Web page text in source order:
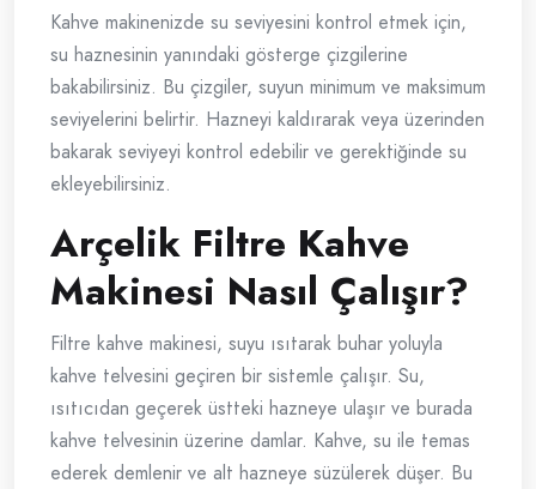
Kahve makinenizde su seviyesini kontrol etmek için,
su haznesinin yanındaki gösterge çizgilerine
bakabilirsiniz. Bu çizgiler, suyun minimum ve maksimum
seviyelerini belirtir. Hazneyi kaldırarak veya üzerinden
bakarak seviyeyi kontrol edebilir ve gerektiğinde su
ekleyebilirsiniz.
Arçelik Filtre Kahve
Makinesi Nasıl Çalışır?
Filtre kahve makinesi, suyu ısıtarak buhar yoluyla
kahve telvesini geçiren bir sistemle çalışır. Su,
ısıtıcıdan geçerek üstteki hazneye ulaşır ve burada
kahve telvesinin üzerine damlar. Kahve, su ile temas
ederek demlenir ve alt hazneye süzülerek düşer. Bu